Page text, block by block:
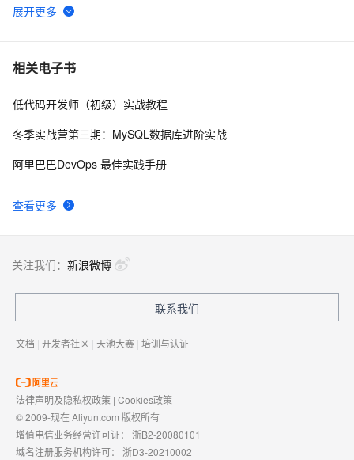
6 NeNe opengl 纹理映射
7 OpenGL ES 实践
8 NeHe的OpenGL教程2（Bang翻译Delphi版）-如何绘制
相关电子书
查看更多
低代码开发师（初级）实战教程
冬季实战营第三期：MySQL数据库进阶实战
阿里巴巴DevOps 最佳实践手册
关注我们： 新浪微博
联系我们
文档 | 开发者社区 | 天池大赛 | 培训与认证
法律声明及隐私权政策 | Cookies政策
© 2009-现在 Aliyun.com 版权所有
增值电信业务经营许可证： 浙B2-20080101
域名注册服务机构许可： 浙D3-20210002